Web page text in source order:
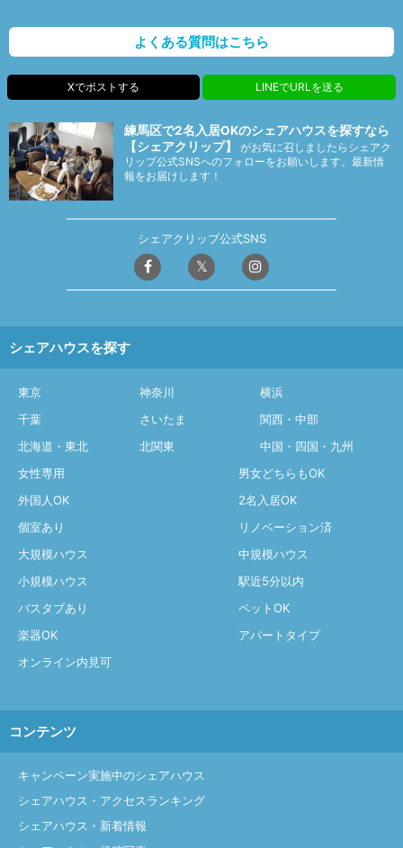
よくある質問はこちら
Xでポストする LINEでURLを送る
練馬区で2名入居OKのシェアハウスを探すなら
【シェアクリップ】
がお気に召しましたらシェアク
リップ公式SNSへのフォローをお願いします。最新情
報をお届けします！
シェアクリップ公式SNS
シェアハウスを探す
東京 神奈川
横浜
千葉
さいたま
関西・中部
北海道・東北
北関東
中国・四国・九州
女性専用
男女どちらもOK
外国人OK
2名入居OK
個室あり
リノベーション済
大規模ハウス
中規模ハウス
小規模ハウス
駅近5分以内
バスタブあり
ペットOK
楽器OK
アパートタイプ
オンライン内見可
コンテンツ
キャンペーン実施中のシェアハウス
シェアハウス・アクセスランキング
シェアハウス・新着情報